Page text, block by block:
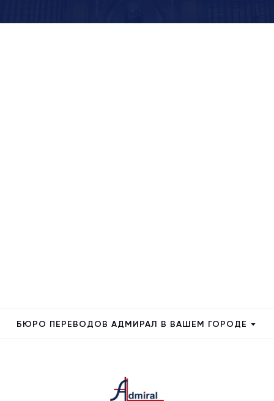
БЮРО ПЕРЕВОДОВ АДМИРАЛ В ВАШЕМ ГОРОДЕ